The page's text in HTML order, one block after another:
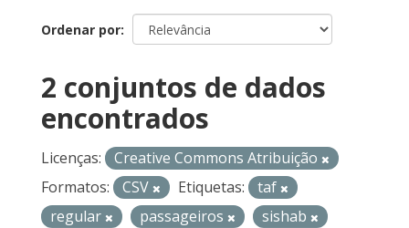
Ordenar por
2 conjuntos de dados
encontrados
Licenças:
Creative Commons Atribuição
Formatos:
CSV Etiquetas:
taf
regular
passageiros sishab